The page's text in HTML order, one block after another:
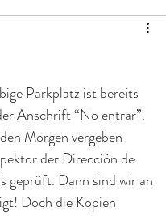
Parkplatz ist bereits
Anschrift “No entrar”.
Morgen vergeben
der Dirección de
geprüft. Dann sind wir an
Doch die Kopien